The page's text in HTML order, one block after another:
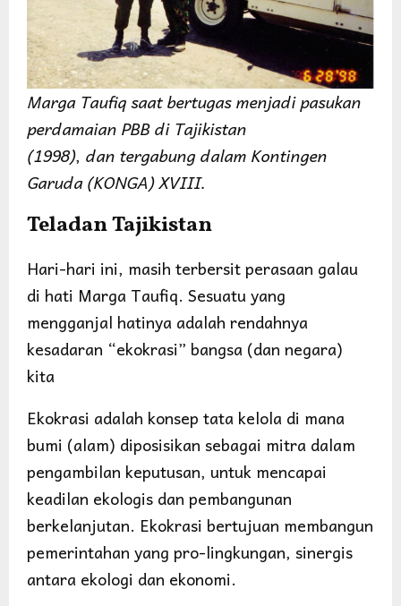
Marga Taufiq saat bertugas menjadi pasukan
perdamaian PBB di Tajikistan
(1998), dan tergabung dalam Kontingen
Garuda (KONGA) XVIII.
Teladan Tajikistan
Hari-hari ini, masih terbersit perasaan galau
di hati Marga Taufiq. Sesuatu yang
mengganjal hatinya adalah rendahnya
kesadaran “ekokrasi” bangsa (dan negara)
kita
Ekokrasi adalah konsep tata kelola di mana
bumi (alam) diposisikan sebagai mitra dalam
pengambilan keputusan, untuk mencapai
keadilan ekologis dan pembangunan
berkelanjutan. Ekokrasi bertujuan membangun
pemerintahan yang pro-lingkungan, sinergis
antara ekologi dan ekonomi.